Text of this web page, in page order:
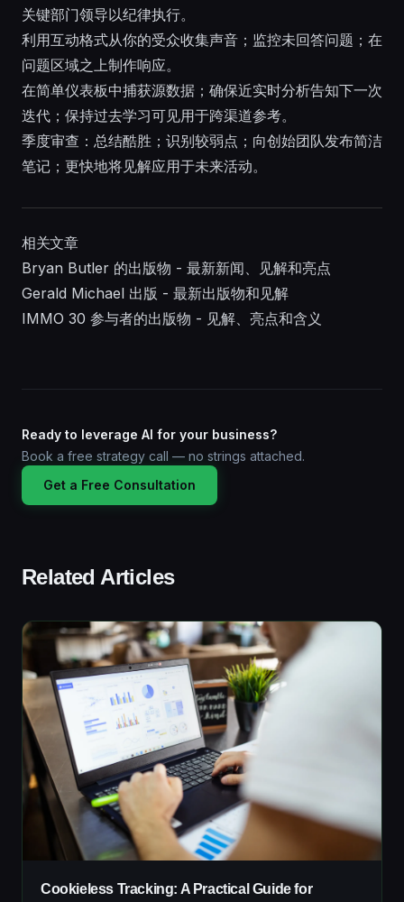
关键部门领导以纪律执行。
利用互动格式从你的受众收集声音；监控未回答问题；在
问题区域之上制作响应。
在简单仪表板中捕获源数据；确保近实时分析告知下一次
迭代；保持过去学习可见用于跨渠道参考。
季度审查：总结酷胜；识别较弱点；向创始团队发布简洁
笔记；更快地将见解应用于未来活动。
相关文章
Bryan Butler 的出版物 - 最新新闻、见解和亮点
Gerald Michael 出版 - 最新出版物和见解
IMMO 30 参与者的出版物 - 见解、亮点和含义
Ready to leverage AI for your business?
Book a free strategy call — no strings attached.
Get a Free Consultation
Related Articles
Cookieless Tracking: A Practical Guide for